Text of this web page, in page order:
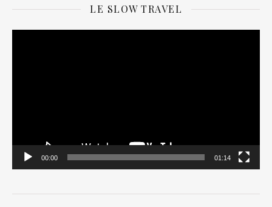
LE SLOW TRAVEL
00:00 01:14